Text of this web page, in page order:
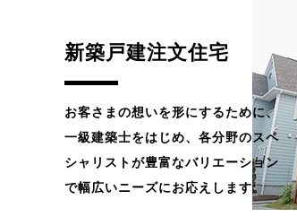
新築戸建注文住宅
お客さまの想いを形にするために、
一級建築士をはじめ、各分野のスペ
シャリストが豊富なバリエーション
で幅広いニーズにお応えします。